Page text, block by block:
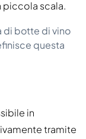
piccola scala.
di botte di vino
questa
in
tramite